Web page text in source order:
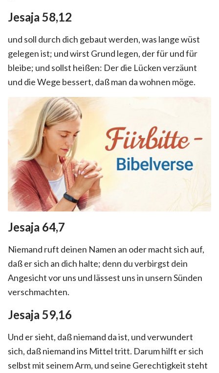
Jesaja 58,12
und soll durch dich gebaut werden, was lange wüst
gelegen ist; und wirst Grund legen, der für und für
bleibe; und sollst heißen: Der die Lücken verzäunt
und die Wege bessert, daß man da wohnen möge.
Jesaja 64,7
Niemand ruft deinen Namen an oder macht sich auf,
daß er sich an dich halte; denn du verbirgst dein
Angesicht vor uns und lässest uns in unsern Sünden
verschmachten.
Jesaja 59,16
Und er sieht, daß niemand da ist, und verwundert
sich, daß niemand ins Mittel tritt. Darum hilft er sich
selbst mit seinem Arm, und seine Gerechtigkeit steht